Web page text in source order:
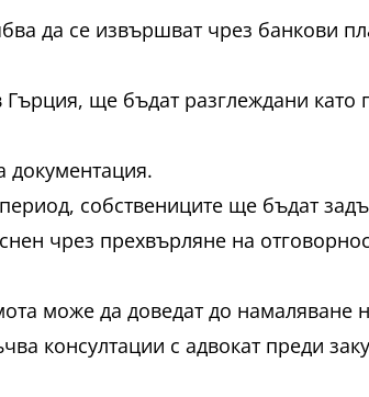
да се извършват чрез банкови
ще бъдат разглеждани
документация.
собствениците ще бъдат
чрез прехвърляне на
може да доведат до намаляване
консултации с адвокат преди